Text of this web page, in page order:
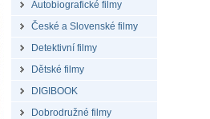
Autobiografické filmy
České a Slovenské filmy
Detektivní filmy
Dětské filmy
DIGIBOOK
Dobrodružné filmy